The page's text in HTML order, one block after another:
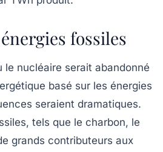
fossiles
le nucléaire serait abandonné
basé sur les énergies
seraient dramatiques.
tels que le charbon, le
grands contributeurs aux